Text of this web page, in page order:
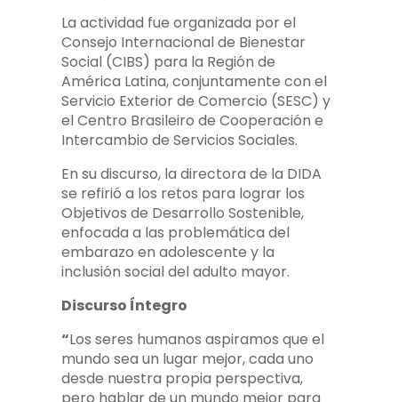
La actividad fue organizada por el
Consejo Internacional de Bienestar
Social (CIBS) para la Región de
América Latina, conjuntamente con el
Servicio Exterior de Comercio (SESC) y
el Centro Brasileiro de Cooperación e
Intercambio de Servicios Sociales.
En su discurso, la directora de la DIDA
se refirió a los retos para lograr los
Objetivos de Desarrollo Sostenible,
enfocada a las problemática del
embarazo en adolescente y la
inclusión social del adulto mayor.
Discurso Íntegro
“Los seres humanos aspiramos que el
mundo sea un lugar mejor, cada uno
desde nuestra propia perspectiva,
pero hablar de un mundo mejor para